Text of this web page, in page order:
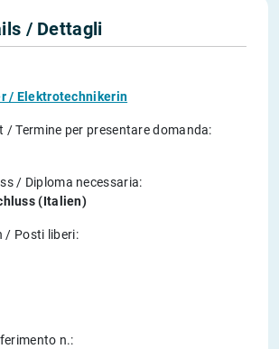
/ Dettagli
/ Elektrotechnikerin
/ Termine per presentare domanda:
/ Diploma necessaria:
(Italien)
/ Posti liberi:
n.: